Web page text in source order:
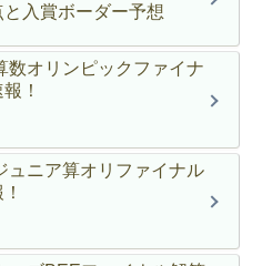
入賞ボーダー予想
数オリンピックファイナ
！
ュニア算オリファイナル